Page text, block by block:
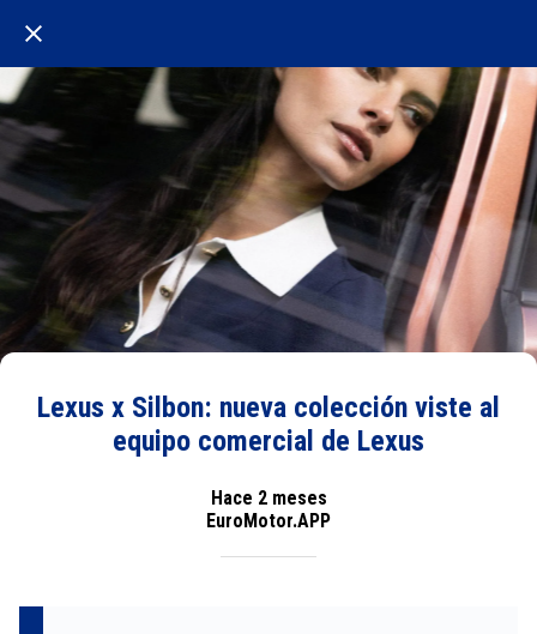
Lexus x Silbon: nueva colección viste al
equipo comercial de Lexus
Hace 2 meses
EuroMotor.APP